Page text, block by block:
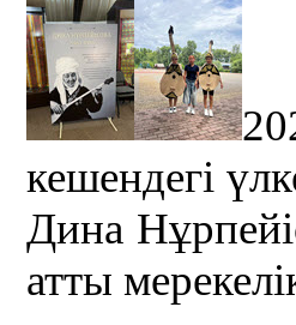
кешендегі
Дина
атты